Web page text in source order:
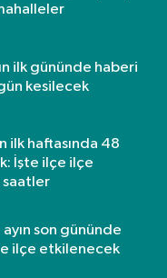
ilk gününde haberi
kesilecek
ilk haftasında 48
İşte ilçe ilçe
saatler
son gününde
ilçe etkilenecek